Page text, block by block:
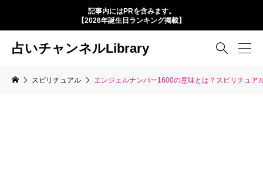
記事内にはPRを含みます。
【2026年誕生日ランキング掲載】
占いチャンネルLibrary 
スピリチュアル エンジェルナンバー1600の意味とは？スピリチュア